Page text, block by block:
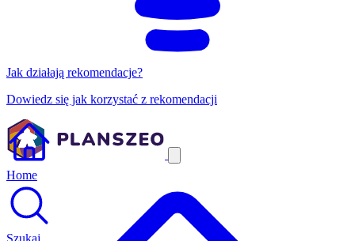
Jak działają rekomendacje?
Dowiedz się jak korzystać z rekomendacji
Home
Szukaj